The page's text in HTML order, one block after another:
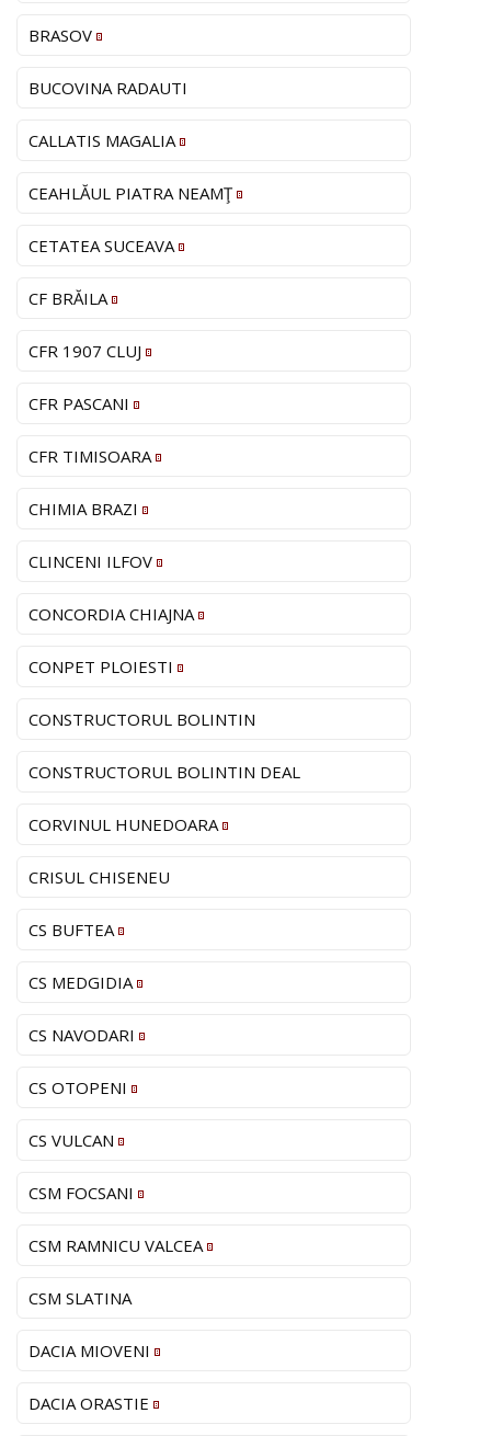
BRASOV
BUCOVINA RADAUTI
CALLATIS MAGALIA
CEAHLĂUL PIATRA NEAMŢ
CETATEA SUCEAVA
CF BRĂILA
CFR 1907 CLUJ
CFR PASCANI
CFR TIMISOARA
CHIMIA BRAZI
CLINCENI ILFOV
CONCORDIA CHIAJNA
CONPET PLOIESTI
CONSTRUCTORUL BOLINTIN
CONSTRUCTORUL BOLINTIN DEAL
CORVINUL HUNEDOARA
CRISUL CHISENEU
CS BUFTEA
CS MEDGIDIA
CS NAVODARI
CS OTOPENI
CS VULCAN
CSM FOCSANI
CSM RAMNICU VALCEA
CSM SLATINA
DACIA MIOVENI
DACIA ORASTIE